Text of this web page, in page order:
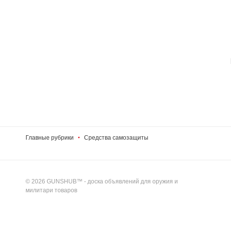
Главные рубрики Средства самозащиты
© 2026 GUNSHUB™ - доска объявлений для оружия и
милитари товаров